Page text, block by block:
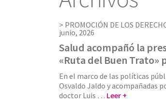
PROMOCIÓN DE LOS
junio, 2026
Salud acompañó la
«Ruta del Buen Trato»
En el marco de las políticas
Osvaldo Jaldo y acompañadas
doctor Luis … Leer +